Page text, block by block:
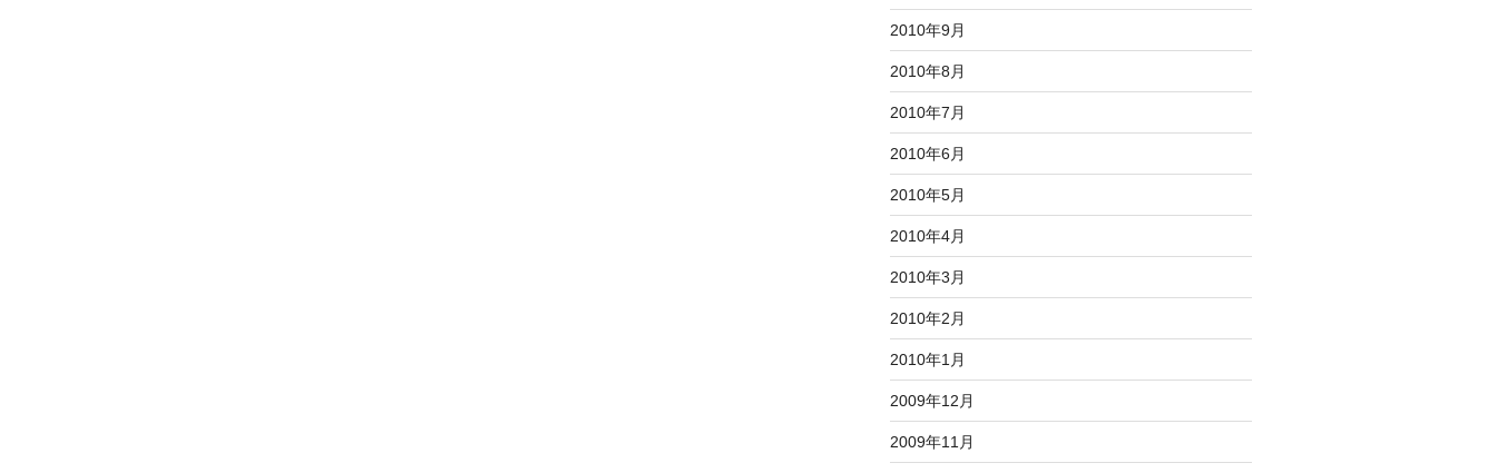
2010年9月
2010年8月
2010年7月
2010年6月
2010年5月
2010年4月
2010年3月
2010年2月
2010年1月
2009年12月
2009年11月